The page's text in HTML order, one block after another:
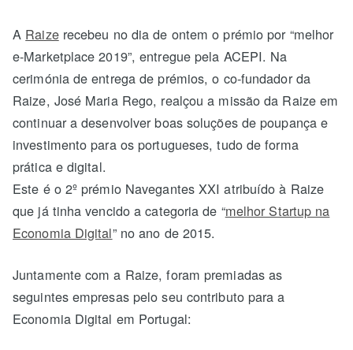
A Raizerecebeu no dia de ontem o prémio por “melhor
e-Marketplace 2019”, entregue pela ACEPI. Na
cerimónia de entrega de prémios, o co-fundador da
Raize, José Maria Rego, realçou a missão da Raize em
continuar a desenvolver boas soluções de poupança e
investimento para os portugueses, tudo de forma
prática e digital.
Este é o 2º prémio Navegantes XXI atribuído à Raize
que já tinha vencido a categoria de “melhor Startup na
Economia Digital” no ano de 2015.
Juntamente com a Raize, foram premiadas as
seguintes empresas pelo seu contributo para a
Economia Digital em Portugal: